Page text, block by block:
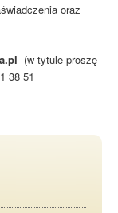
oraz
(w tytule proszę
38 51